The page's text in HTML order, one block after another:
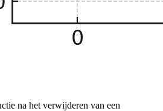
na het verwijderen van een